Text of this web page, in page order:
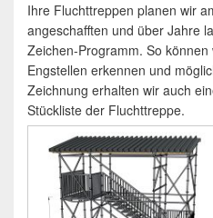
Ihre Fluchttreppen planen wir
angeschafften und über Jahre
Zeichen-Programm. So
Engstellen erkennen und
Zeichnung erhalten wir auch
Stückliste der Fluchttreppe.